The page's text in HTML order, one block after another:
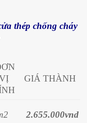
thép chống cháy
GIÁ THÀNH
2.655.000vnd